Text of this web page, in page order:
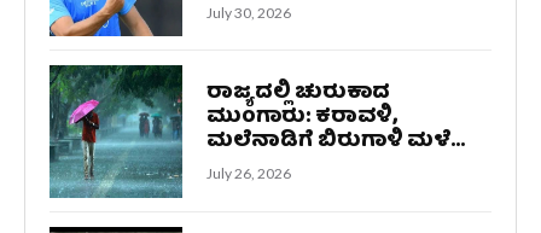
July 30, 2026
ರಾಜ್ಯದಲ್ಲಿ ಚುರುಕಾದ
ಮುಂಗಾರು: ಕರಾವಳಿ,
ಮಲೆನಾಡಿಗೆ ಬಿರುಗಾಳಿ ಮಳೆ...
July 26, 2026